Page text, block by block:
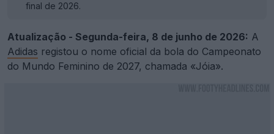
final de 2026.
Atualização - Segunda-feira, 8 de junho de 2026: A
Adidas registou o nome oficial da bola do Campeonato
do Mundo Feminino de 2027, chamada «Jóia».